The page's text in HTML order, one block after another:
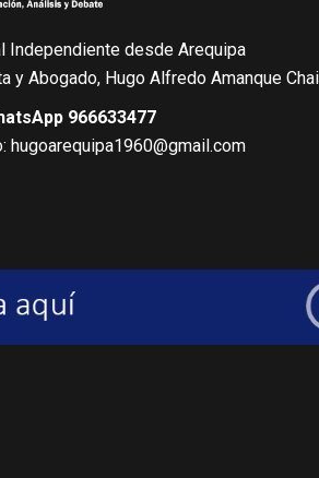
Independiente desde Arequipa
y Abogado, Hugo Alfredo Amanque
966633477
hugoarequipa1960@gmail.com